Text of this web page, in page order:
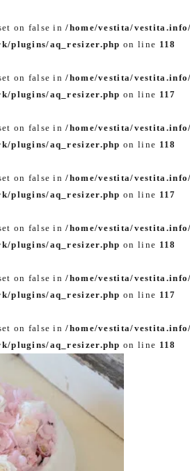
on false in/home/vestita/
plugins/aq_resizer.php on line 118
on false in/home/vestita/
plugins/aq_resizer.php on line 117
on false in/home/vestita/
plugins/aq_resizer.php on line 118
on false in/home/vestita/
plugins/aq_resizer.php on line 117
on false in/home/vestita/
plugins/aq_resizer.php on line 118
on false in/home/vestita/
plugins/aq_resizer.php on line 117
on false in/home/vestita/
plugins/aq_resizer.php on line 118